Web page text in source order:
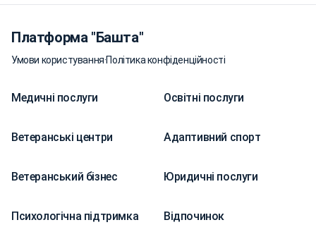
Платформа "Башта"
Умови користування·Політика конфіденційності
Медичні послуги Освітні послуги
Ветеранські центри Адаптивний спорт
Ветеранський бізнес Юридичні послуги
Психологічна підтримка Відпочинок